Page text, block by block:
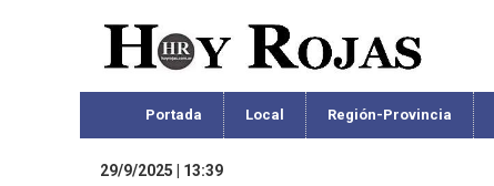
Portada Local Región-Provincia
29/9/2025 | 13:39